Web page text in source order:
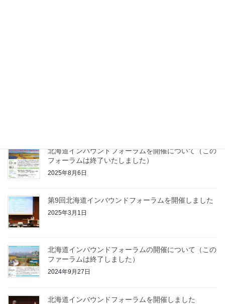
北海道インバウンドフォーラムを開催について（この
フォーラムは終了いたしました）
2025年8月6日
第9回北海道インバウンドフォーラムを開催しました
2025年3月1日
北海道インバウンドフォーラムの開催について（この
ファーラムは終了しました）
2024年9月27日
北海道インバウンドフォーラムを開催しました